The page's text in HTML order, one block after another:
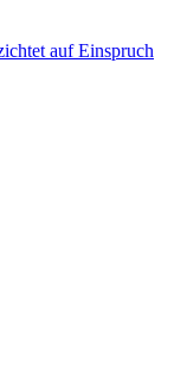
auf Einspruch